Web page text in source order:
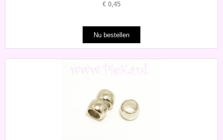
€ 0,45